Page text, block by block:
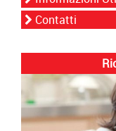
Contatti